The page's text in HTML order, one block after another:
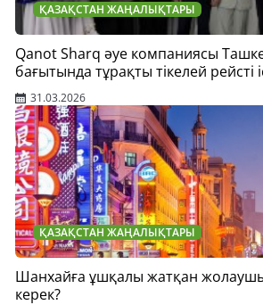
ҚАЗАҚСТАН ЖАҢАЛЫҚТАРЫ
Qanot Sharq әуе компаниясы
бағытында тұрақты тікелей рейсті
31.03.2026
ҚАЗАҚСТАН ЖАҢАЛЫҚТАРЫ
Шанхайға ұшқалы жатқан
керек?